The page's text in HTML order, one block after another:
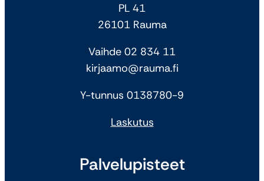
PL 41
26101 Rauma
Vaihde 02 834 11
kirjaamo@rauma.fi
Y-tunnus 0138780-9
Laskutus
Palvelupisteet